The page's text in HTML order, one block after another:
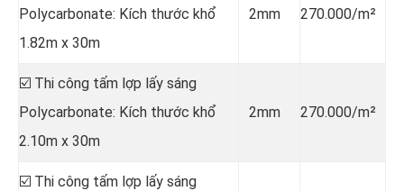
Polycarbonate: Kích thước khổ
1.82m x 30m
2mm 270.000/m²
☑️ Thi công tấm lợp lấy sáng
Polycarbonate: Kích thước khổ
2.10m x 30m
2mm 270.000/m²
☑️ Thi công tấm lợp lấy sáng